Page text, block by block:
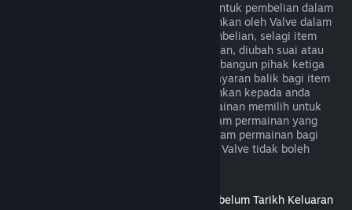
Steam akan menawarkan bayaran balik untuk pembelian dalam
permainan bagi permainan yang dibangunkan oleh Valve dalam
masa empat puluh lapan jam selepas pembelian, selagi item
dalam permainan tersebut belum digunakan, diubah suai atau
dipindahkan. Berdasarkan syarat ini, pembangun pihak ketiga
mempunyai pilihan untuk mendayakan bayaran balik bagi item
dalam permainan. Steam akan memaklumkan kepada anda
semasa pembelian jika pembangun permainan memilih untuk
menawarkan bayaran balik bagi item dalam permainan yang
anda bakal beli. Jika tidak, pembelian dalam permainan bagi
permainan yang bukan dibangunkan oleh Valve tidak boleh
Bayaran Balik untuk Tajuk yang Dibeli Sebelum Tarikh Keluaran